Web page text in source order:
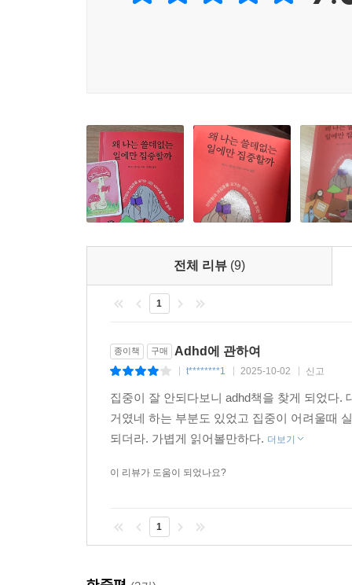
전체 리뷰 (9)
1
종이책 구매 Adhd에 관하여
t********1 2025-10-02 신고
집중이 잘 안되다보니 adhd책을 찾게 되었다.
거였네 하는 부분도 있었고 집중이 어려울때
되더라. 가볍게 읽어볼만하다. 더보기
이 리뷰가 도움이 되었나요?
1